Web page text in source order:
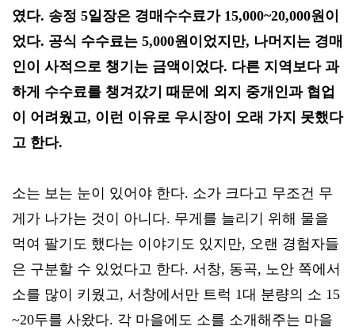
였다. 송정 5일장은 경매수수료가 15,000~20,000원이
었다. 공식 수수료는 5,000원이었지만, 나머지는 경매
인이 사적으로 챙기는 금액이었다. 다른 지역보다 과
하게 수수료를 챙겨갔기 때문에 외지 중개인과 협업
이 어려웠고, 이런 이유로 우시장이 오래 가지 못했다
고 한다.
소는 보는 눈이 있어야 한다. 소가 크다고 무조건 무
게가 나가는 것이 아니다. 무게를 늘리기 위해 물을
먹여 팔기도 했다는 이야기도 있지만, 오랜 경험자들
은 구분할 수 있었다고 한다. 서창, 동곡, 노안 쪽에서
소를 많이 키웠고, 서창에서만 트럭 1대 분량의 소 15
~20두를 사왔다. 각 마을에도 소를 소개해주는 마을